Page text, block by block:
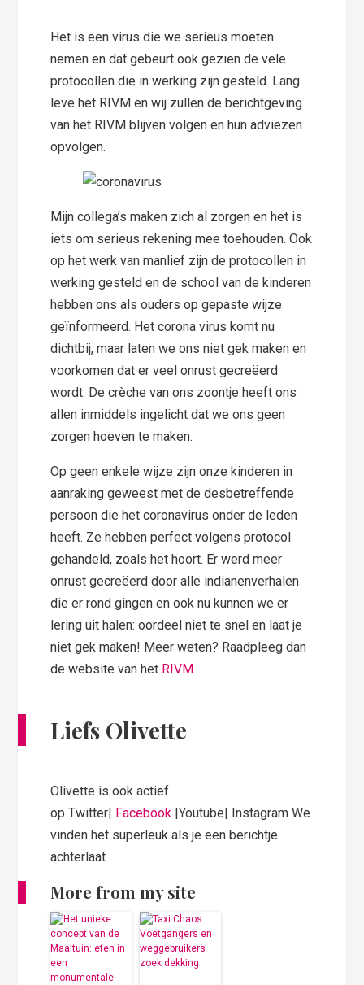
Het is een virus die we serieus moeten
nemen en dat gebeurt ook gezien de vele
protocollen die in werking zijn gesteld. Lang
leve het RIVM en wij zullen de berichtgeving
van het RIVM blijven volgen en hun adviezen
opvolgen.
Mijn collega’s maken zich al zorgen en het is
iets om serieus rekening mee toehouden. Ook
op het werk van manlief zijn de protocollen in
werking gesteld en de school van de kinderen
hebben ons als ouders op gepaste wijze
geïnformeerd. Het corona virus komt nu
dichtbij, maar laten we ons niet gek maken en
voorkomen dat er veel onrust gecreëerd
wordt. De crèche van ons zoontje heeft ons
allen inmiddels ingelicht dat we ons geen
zorgen hoeven te maken.
Op geen enkele wijze zijn onze kinderen in
aanraking geweest met de desbetreffende
persoon die het coronavirus onder de leden
heeft. Ze hebben perfect volgens protocol
gehandeld, zoals het hoort. Er werd meer
onrust gecreëerd door alle indianenverhalen
die er rond gingen en ook nu kunnen we er
lering uit halen: oordeel niet te snel en laat je
niet gek maken! Meer weten? Raadpleeg dan
de website van het RIVM
Liefs Olivette
Olivette is ook actief
op Twitter|
Facebook |Youtube| Instagram We
vinden het superleuk als je een berichtje
achterlaat
More from my site